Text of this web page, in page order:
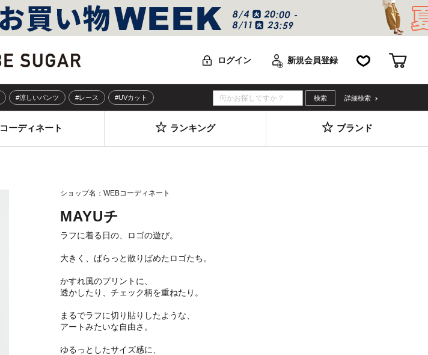
ログイン 新規会員登録 お気に入り
#涼しいパンツ #レース #UVカット 詳細検索
コーディネート ランキング ブランド
ショップ名 WEBコーディネート
MAYUチ
ラフに着る日の、ロゴの遊び。
大きく、ばらっと散りばめたロゴたち。
かすれ風のプリントに、
透かしたり、チェック柄を重ねたり。
まるでラフに切り貼りしたような、
アートみたいな自由さ。
ゆるっとしたサイズ感に、